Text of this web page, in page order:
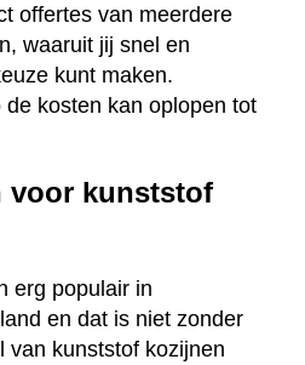
offertes van meerdere
waaruit jij snel en
kunt maken.
de kosten kan oplopen tot
voor kunststof
erg populair in
en dat is niet zonder
van kunststof kozijnen